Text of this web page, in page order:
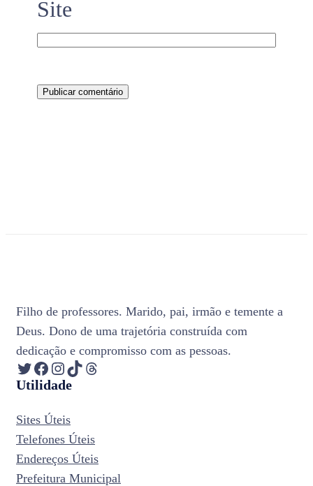
Site
Filho de professores. Marido, pai, irmão e temente a
Deus. Dono de uma trajetória construída com
dedicação e compromisso com as pessoas.
Twitter Facebook Instagram TikTok Threads
Utilidade
Sites Úteis
Telefones Úteis
Endereços Úteis
Prefeitura Municipal